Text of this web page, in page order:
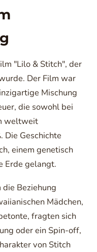
"Lilo & Stitch", der
Der Film war
Mischung
die sowohl bei
weltweit
Die Geschichte
einem genetisch
Erde gelangt.
Beziehung
Mädchen,
fragten sich
oder ein Spin-off,
von Stitch